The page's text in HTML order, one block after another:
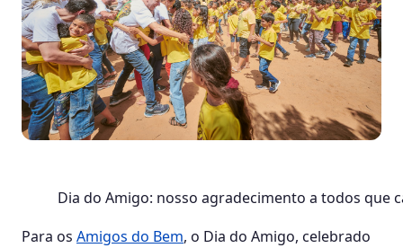
Dia do Amigo: nosso agradecimento a todos que
Para os Amigos do Bem, o Dia do Amigo, celebrado